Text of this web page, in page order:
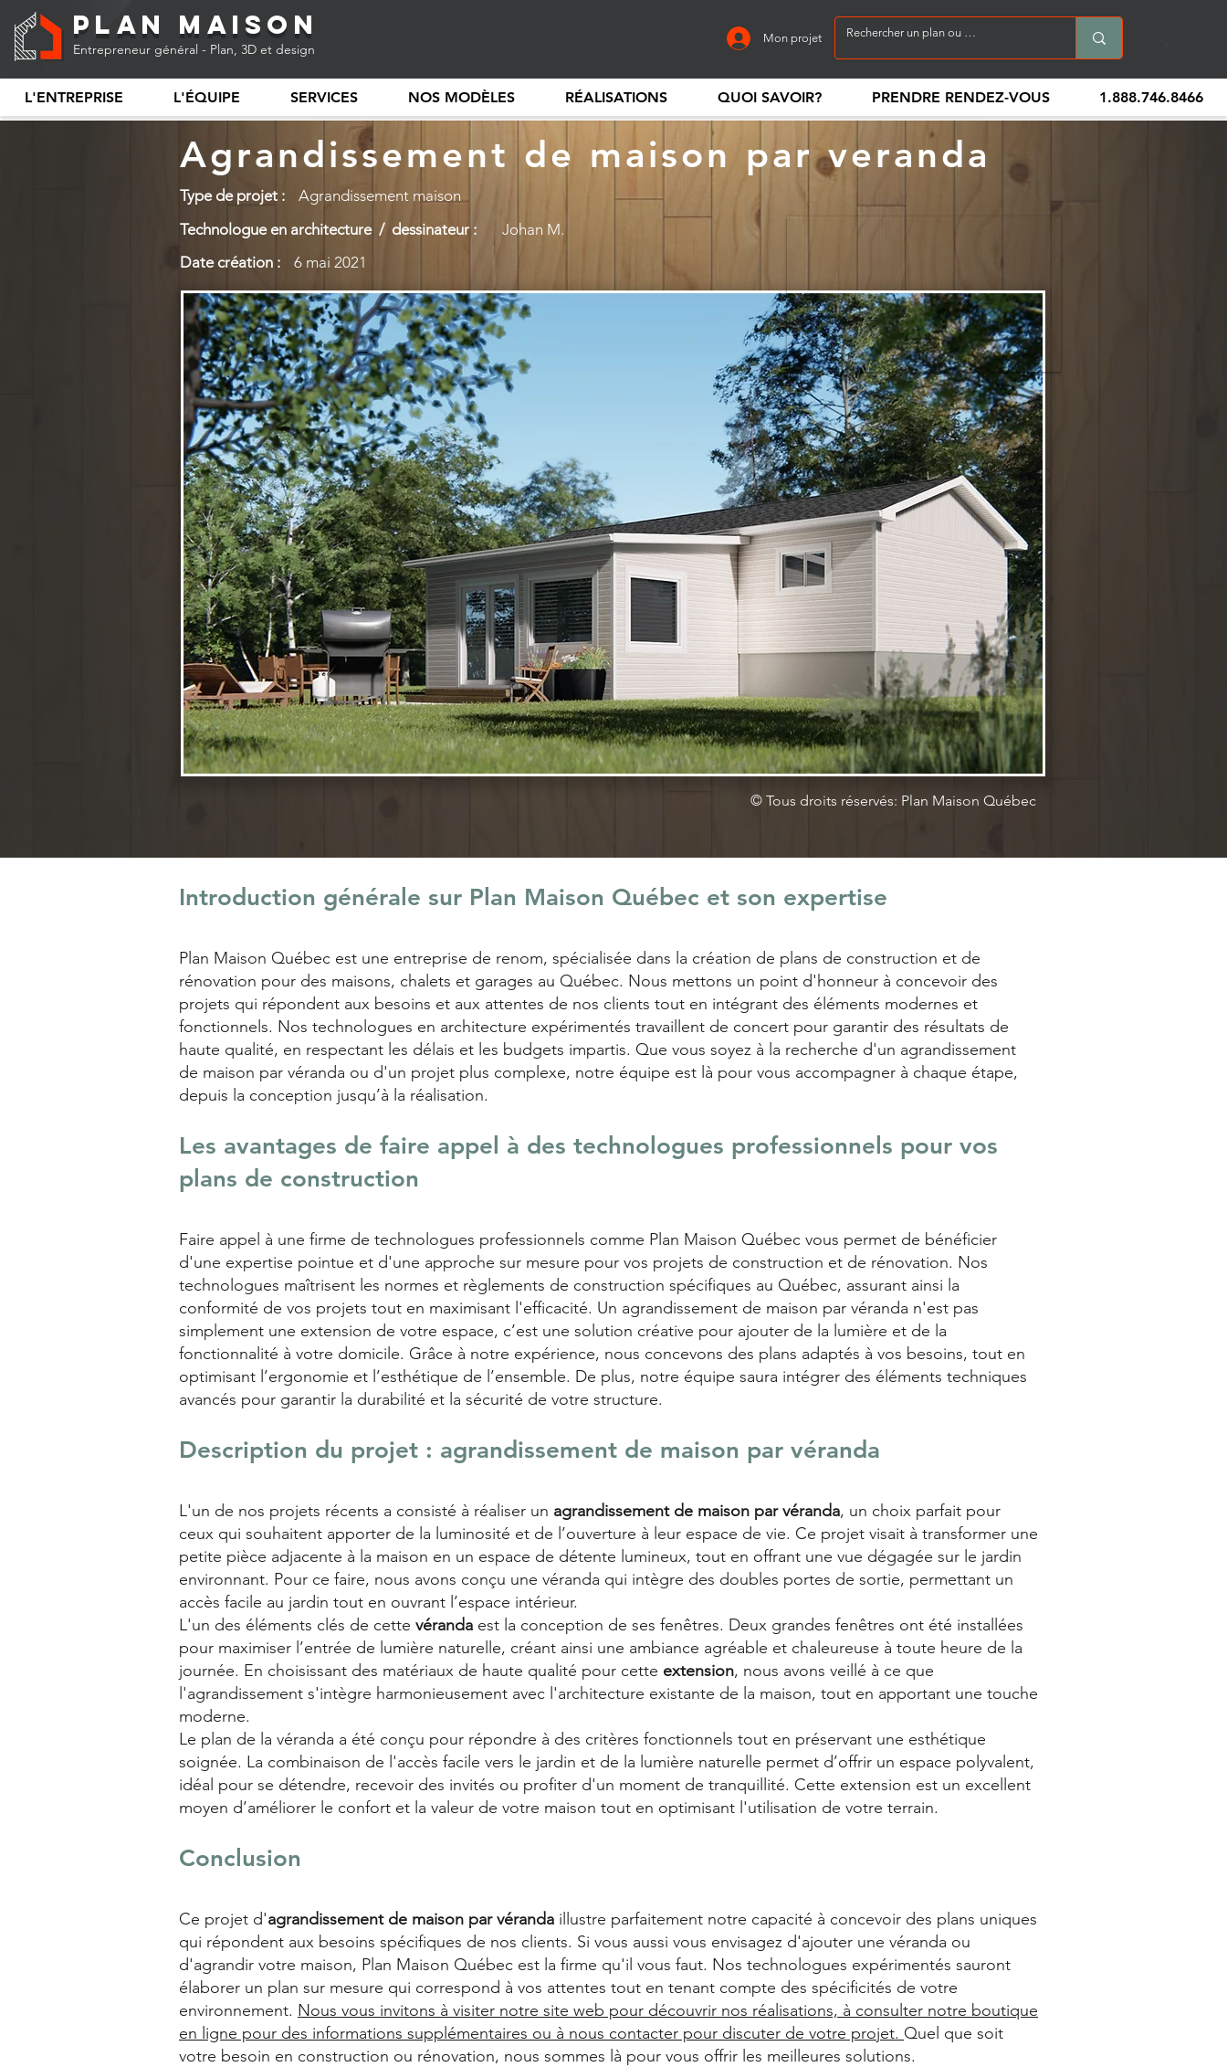
Plan Maison
Entrepreneur général - Plan, 3D et design
Mon projet
L'ENTREPRISE L'ÉQUIPE SERVICES NOS MODÈLES RÉALISATIONS QUOI SAVOIR? PRENDRE RENDEZ-VOUS 1.888.746.8466
Agrandissement de maison par veranda
Type de projet :
Agrandissement maison
Technologue en architecture / dessinateur :
Johan M.
Date création :
6 mai 2021
© Tous droits réservés: Plan Maison Québec
Introduction générale sur Plan Maison Québec et son expertise
Plan Maison Québec est une entreprise de renom, spécialisée dans la création de plans de construction et de
rénovation pour des maisons, chalets et garages au Québec. Nous mettons un point d'honneur à concevoir des
projets qui répondent aux besoins et aux attentes de nos clients tout en intégrant des éléments modernes et
fonctionnels. Nos technologues en architecture expérimentés travaillent de concert pour garantir des résultats de
haute qualité, en respectant les délais et les budgets impartis. Que vous soyez à la recherche d'un agrandissement
de maison par véranda ou d'un projet plus complexe, notre équipe est là pour vous accompagner à chaque étape,
depuis la conception jusqu’à la réalisation.
Les avantages de faire appel à des technologues professionnels pour vos
plans de construction
Faire appel à une firme de technologues professionnels comme Plan Maison Québec vous permet de bénéficier
d'une expertise pointue et d'une approche sur mesure pour vos projets de construction et de rénovation. Nos
technologues maîtrisent les normes et règlements de construction spécifiques au Québec, assurant ainsi la
conformité de vos projets tout en maximisant l'efficacité. Un agrandissement de maison par véranda n'est pas
simplement une extension de votre espace, c’est une solution créative pour ajouter de la lumière et de la
fonctionnalité à votre domicile. Grâce à notre expérience, nous concevons des plans adaptés à vos besoins, tout en
optimisant l’ergonomie et l’esthétique de l’ensemble. De plus, notre équipe saura intégrer des éléments techniques
avancés pour garantir la durabilité et la sécurité de votre structure.
Description du projet : agrandissement de maison par véranda
L'un de nos projets récents a consisté à réaliser un agrandissement de maison par véranda, un choix parfait pour
ceux qui souhaitent apporter de la luminosité et de l’ouverture à leur espace de vie. Ce projet visait à transformer une
petite pièce adjacente à la maison en un espace de détente lumineux, tout en offrant une vue dégagée sur le jardin
environnant. Pour ce faire, nous avons conçu une véranda qui intègre des doubles portes de sortie, permettant un
accès facile au jardin tout en ouvrant l’espace intérieur.
L'un des éléments clés de cette véranda est la conception de ses fenêtres. Deux grandes fenêtres ont été installées
pour maximiser l’entrée de lumière naturelle, créant ainsi une ambiance agréable et chaleureuse à toute heure de la
journée. En choisissant des matériaux de haute qualité pour cette extension, nous avons veillé à ce que
l'agrandissement s'intègre harmonieusement avec l'architecture existante de la maison, tout en apportant une touche
moderne.
Le plan de la véranda a été conçu pour répondre à des critères fonctionnels tout en préservant une esthétique
soignée. La combinaison de l'accès facile vers le jardin et de la lumière naturelle permet d’offrir un espace polyvalent,
idéal pour se détendre, recevoir des invités ou profiter d'un moment de tranquillité. Cette extension est un excellent
moyen d’améliorer le confort et la valeur de votre maison tout en optimisant l'utilisation de votre terrain.
Conclusion
Ce projet d'agrandissement de maison par véranda illustre parfaitement notre capacité à concevoir des plans uniques
qui répondent aux besoins spécifiques de nos clients. Si vous aussi vous envisagez d'ajouter une véranda ou
d'agrandir votre maison, Plan Maison Québec est la firme qu'il vous faut. Nos technologues expérimentés sauront
élaborer un plan sur mesure qui correspond à vos attentes tout en tenant compte des spécificités de votre
environnement. Nous vous invitons à visiter notre site web pour découvrir nos réalisations, à consulter notre boutique
en ligne pour des informations supplémentaires ou à nous contacter pour discuter de votre projet. Quel que soit
votre besoin en construction ou rénovation, nous sommes là pour vous offrir les meilleures solutions.